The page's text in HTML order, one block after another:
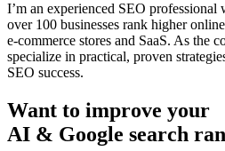
I’m an experienced SEO
over 100 businesses rank higher
e-commerce stores and SaaS. As the
specialize in practical, proven
SEO success.
Want to improve your
AI & Google search